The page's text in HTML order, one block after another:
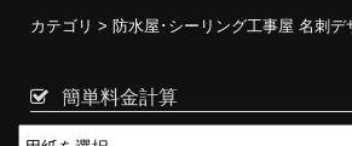
カテゴリ > 防水屋･シーリング工事屋 名刺デ
簡単料金計算